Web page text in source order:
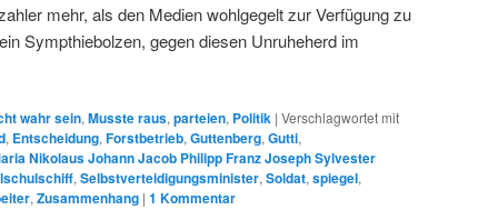
mehr, als den Medien wohlgegelt zur Verfügung zu
Sympthiebolzen, gegen diesen Unruheherd im
wahr sein, Musste raus, parteien, Politik | Verschlagwortet mit
, Entscheidung, Forstbetrieb, Guttenberg, Gutti,
Nikolaus Johann Jacob Philipp Franz Joseph Sylvester
, Selbstverteidigungsminister, Soldat, spiegel,
, Zusammenhang | 1 Kommentar